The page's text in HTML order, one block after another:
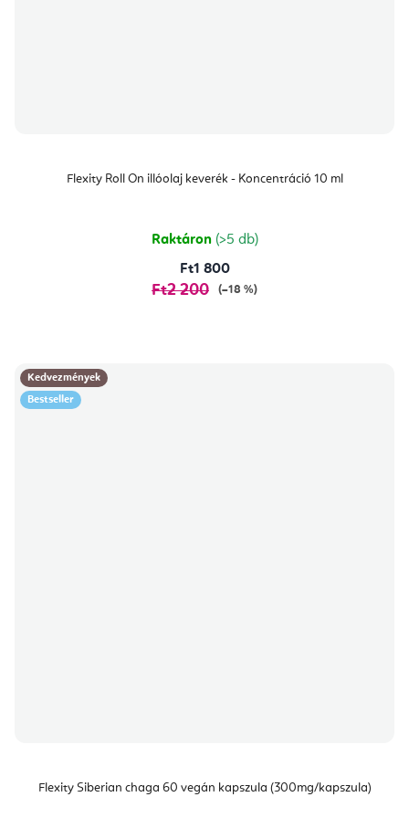
Flexity Roll On illóolaj keverék - Koncentráció 10 ml
Raktáron (>5 db)
Ft1 800
Ft2 200 (–18 %)
Kedvezmények
Bestseller
Flexity Siberian chaga 60 vegán kapszula (300mg/kapszula)